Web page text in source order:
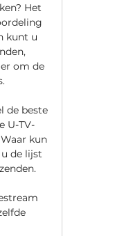
Het
kunt u
om de
de beste
U-TV-
kun
de lijst